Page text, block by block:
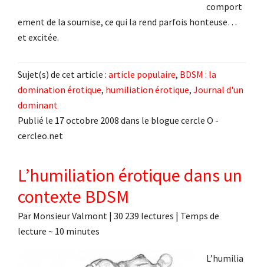
comport
ement de la soumise, ce qui la rend parfois honteuse…
et excitée.
Sujet(s) de cet article : article populaire, BDSM : la
domination érotique, humiliation érotique, Journal d'un
dominant
Publié le 17 octobre 2008 dans le blogue cercle O -
cercleo.net
L’humiliation érotique dans un
contexte BDSM
Par Monsieur Valmont | 30 239 lectures | Temps de
lecture ~ 10 minutes
L’humilia